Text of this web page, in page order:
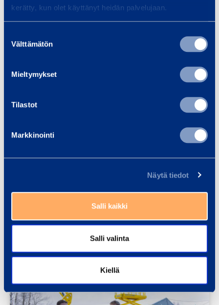
kerätty, kun olet käyttänyt heidän palvelujaan.
valinta
Välttämätön
Mieltymykset
Tilastot
Markkinointi
Näytä tiedot
Salli kaikki
Salli valinta
Kiellä
konsernin kansainvälisessä
vertailussa
09.02.2026
Ramirent Finland on jälleen Great
Place to Work -sertifioitu!